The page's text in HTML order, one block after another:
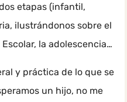
etapas (infantil,
ilustrándonos sobre el
la adolescencia…
y práctica de lo que se
un hijo, no me